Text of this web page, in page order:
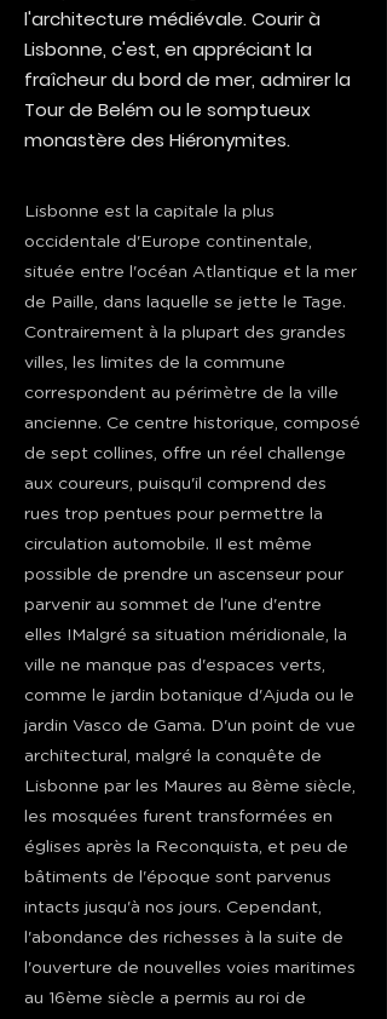
l'architecture médiévale. Courir à
Lisbonne, c'est, en appréciant la
fraîcheur du bord de mer, admirer la
Tour de Belém ou le somptueux
monastère des Hiéronymites.
Lisbonne est la capitale la plus
occidentale d'Europe continentale,
située entre l'océan Atlantique et la mer
de Paille, dans laquelle se jette le Tage.
Contrairement à la plupart des grandes
villes, les limites de la commune
correspondent au périmètre de la ville
ancienne. Ce centre historique, composé
de sept collines, offre un réel challenge
aux coureurs, puisqu'il comprend des
rues trop pentues pour permettre la
circulation automobile. Il est même
possible de prendre un ascenseur pour
parvenir au sommet de l'une d'entre
elles !Malgré sa situation méridionale, la
ville ne manque pas d'espaces verts,
comme le jardin botanique d'Ajuda ou le
jardin Vasco de Gama. D'un point de vue
architectural, malgré la conquête de
Lisbonne par les Maures au 8ème siècle,
les mosquées furent transformées en
églises après la Reconquista, et peu de
bâtiments de l'époque sont parvenus
intacts jusqu'à nos jours. Cependant,
l'abondance des richesses à la suite de
l'ouverture de nouvelles voies maritimes
au 16ème siècle a permis au roi de